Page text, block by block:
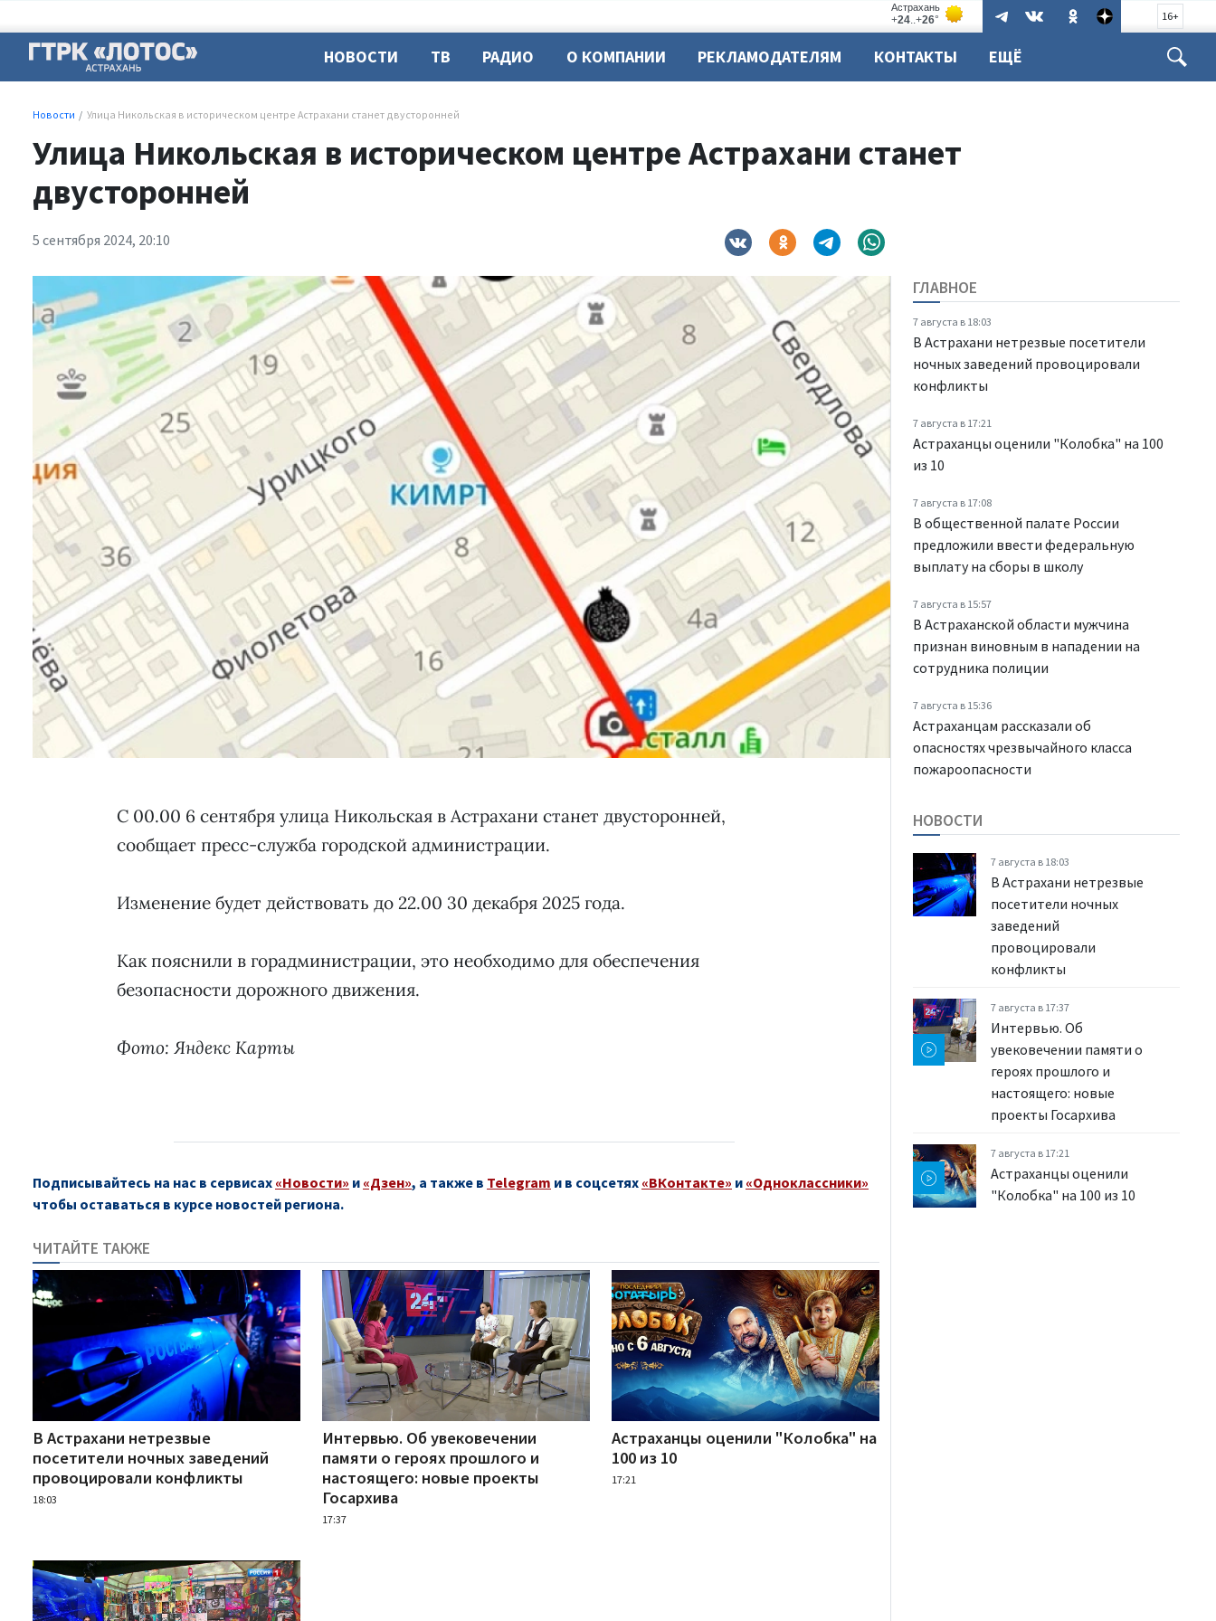
16+
НОВОСТИ ТВ РАДИО О КОМПАНИИ РЕКЛАМОДАТЕЛЯМ КОНТАКТЫ ЕЩЁ
Новости Улица Никольская в историческом центре Астрахани станет двусторонней
Улица Никольская в историческом центре Астрахани станет
двусторонней
5 сентября 2024, 20:10
ГЛАВНОЕ
7 августа в 18:03
В Астрахани нетрезвые посетители
ночных заведений провоцировали
конфликты
7 августа в 17:21
Астраханцы оценили "Колобка" на 100
из 10
7 августа в 17:08
В общественной палате России
предложили ввести федеральную
выплату на сборы в школу
7 августа в 15:57
В Астраханской области мужчина
признан виновным в нападении на
сотрудника полиции
7 августа в 15:36
Астраханцам рассказали об
опасностях чрезвычайного класса
пожароопасности
С 00.00 6 сентября улица Никольская в Астрахани станет двусторонней,
сообщает пресс-служба городской администрации.
Изменение будет действовать до 22.00 30 декабря 2025 года.
Как пояснили в горадминистрации, это необходимо для обеспечения
безопасности дорожного движения.
Фото: Яндекс Карты
Подписывайтесь на нас в сервисах «Новости» и «Дзен», а также в Telegram и в соцсетях «ВКонтакте» и «Одноклассники»
чтобы оставаться в курсе новостей региона.
ЧИТАЙТЕ ТАКЖЕ
В Астрахани нетрезвые
посетители ночных заведений
провоцировали конфликты
18:03
Интервью. Об увековечении
памяти о героях прошлого и
настоящего: новые проекты
Госархива
17:37
Астраханцы оценили "Колобка" на
100 из 10
17:21
НОВОСТИ
7 августа в 18:03
В Астрахани нетрезвые
посетители ночных
заведений
провоцировали
конфликты
7 августа в 17:37
Интервью. Об
увековечении памяти о
героях прошлого и
настоящего: новые
проекты Госархива
7 августа в 17:21
Астраханцы оценили
"Колобка" на 100 из 10